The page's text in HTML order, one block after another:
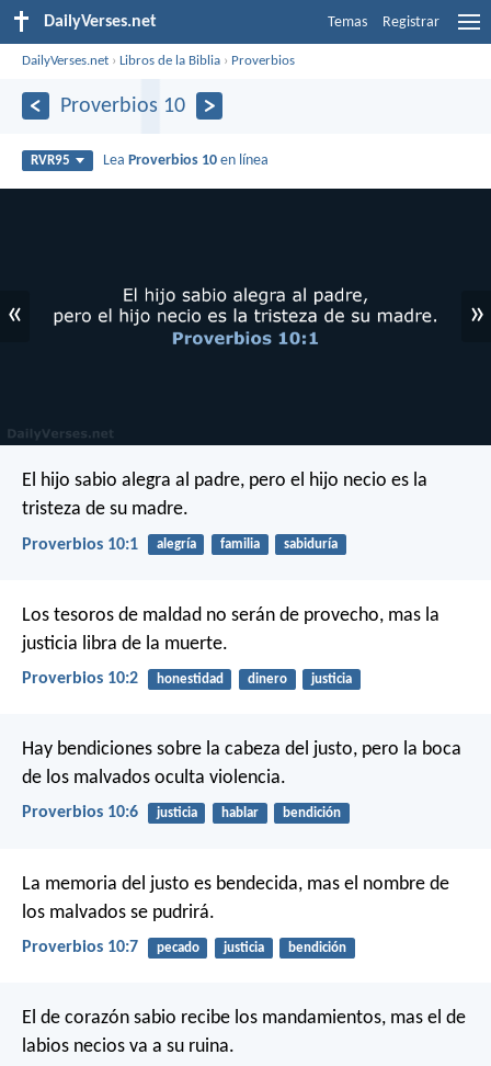
DailyVerses.net Temas Registrar
DailyVerses.net ›Libros de la Biblia › Proverbios
Proverbios 10
RVR95 Lea Proverbios 10 en línea
« »
El hijo sabio alegra al padre, pero el hijo necio es la
tristeza de su madre.
Proverbios 10:1 alegría familia sabiduría
Los tesoros de maldad no serán de provecho, mas la
justicia libra de la muerte.
Proverbios 10:2 honestidad dinero justicia
Hay bendiciones sobre la cabeza del justo, pero la boca
de los malvados oculta violencia.
Proverbios 10:6 justicia hablar bendición
La memoria del justo es bendecida, mas el nombre de
los malvados se pudrirá.
Proverbios 10:7 pecado justicia bendición
El de corazón sabio recibe los mandamientos, mas el de
labios necios va a su ruina.